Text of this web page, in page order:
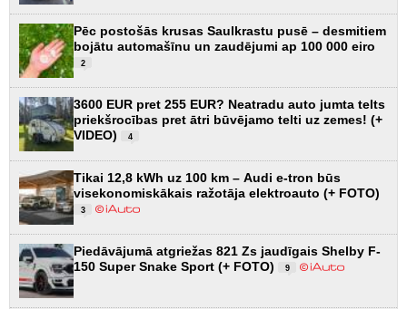
Pēc postošās krusas Saulkrastu pusē – desmitiem
bojātu automašīnu un zaudējumi ap 100 000 eiro
2
3600 EUR pret 255 EUR? Neatradu auto jumta telts
priekšrocības pret ātri būvējamo telti uz zemes! (+
VIDEO)
4
Tikai 12,8 kWh uz 100 km – Audi e-tron būs
visekonomiskākais ražotāja elektroauto (+ FOTO)
3
Piedāvājumā atgriežas 821 Zs jaudīgais Shelby F-
150 Super Snake Sport (+ FOTO)
9